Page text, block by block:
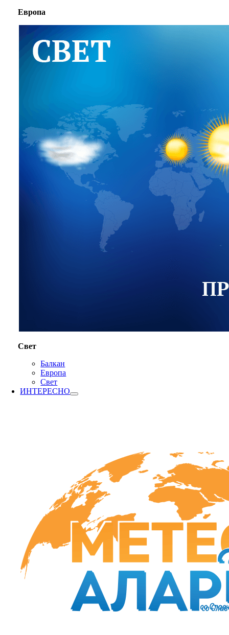
Европа
Свет
Балкан
Европа
Свет
ИНТЕРЕСНО